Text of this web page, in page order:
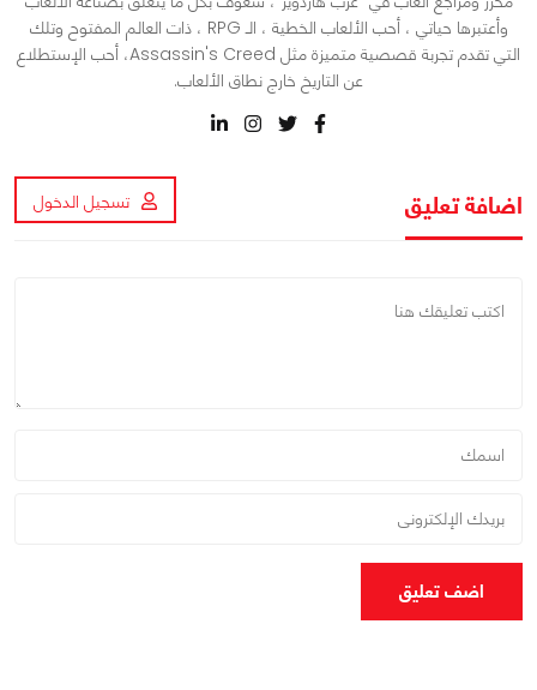
وأعتبرها حياتي ، أحب الألعاب الخطية ، الـ RPG ، ذات العالم المفتوح وتلك
التي تقدم تجربة قصصية متميزة مثل Assassin's Creed، أحب الإستطلاع
عن التاريخ خارج نطاق الألعاب.
اضافة تعليق تسجيل الدخول
اضف تعليق